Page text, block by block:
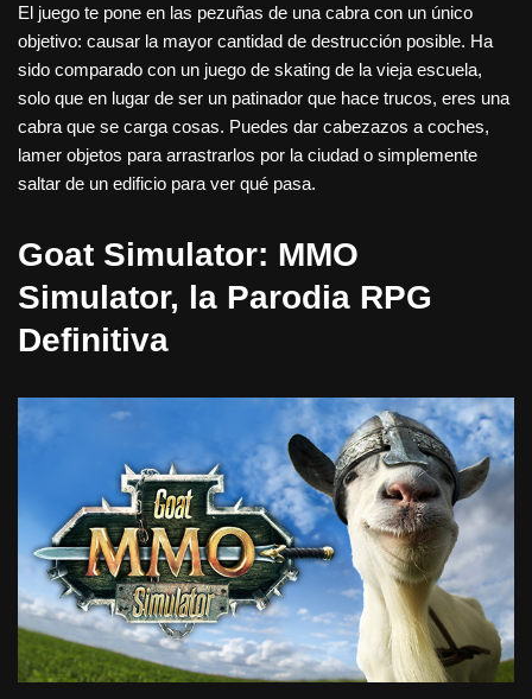
El juego te pone en las pezuñas de una cabra con un único
objetivo: causar la mayor cantidad de destrucción posible. Ha
sido comparado con un juego de skating de la vieja escuela,
solo que en lugar de ser un patinador que hace trucos, eres una
cabra que se carga cosas. Puedes dar cabezazos a coches,
lamer objetos para arrastrarlos por la ciudad o simplemente
saltar de un edificio para ver qué pasa.
Goat Simulator: MMO
Simulator, la Parodia RPG
Definitiva